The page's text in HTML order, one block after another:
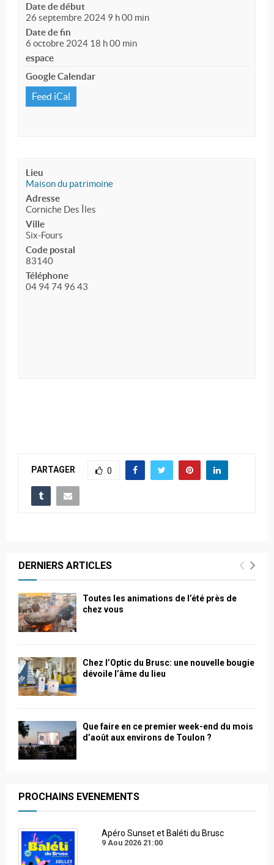
Date de début
26 septembre 2024 9 h 00 min
Date de fin
6 octobre 2024 18 h 00 min
espace
Google Calendar
Feed iCal
Lieu
Maison du patrimoine
Adresse
Corniche Des Îles
Ville
Six-Fours
Code postal
83140
Téléphone
04 94 74 96 43
PARTAGER 0
DERNIERS ARTICLES
Toutes les animations de l’été près de
chez vous
Chez l’Optic du Brusc: une nouvelle bougie
dévoile l’âme du lieu
Que faire en ce premier week-end du mois
d’août aux environs de Toulon ?
PROCHAINS EVENEMENTS
Apéro Sunset et Baléti du Brusc
9 Aou 2026 21:00